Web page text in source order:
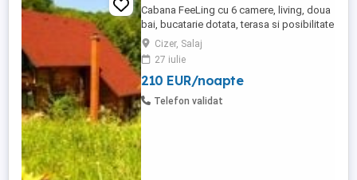
Cabana FeeLing cu 6 camere, living, doua
bai, bucatarie dotata, terasa si posibilitate
pentru a gati mancare in ceaun si in plita.
Langa asta mai avem ciubar de 12 pers.,
teren de fotbal, biliard, lac pentru pescuit
sportiv, .. Plus parcare in curte Pentru
detalii puteti suna la nr. de tel. Va ...
Cizer, Salaj
27 iulie
210 EUR/noapte
Telefon validat